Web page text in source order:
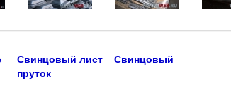
Свинцовый лист
Свинцовый
пруток